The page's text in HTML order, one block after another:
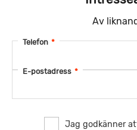
Av
Telefon *
E-postadress *
Jag godkänner